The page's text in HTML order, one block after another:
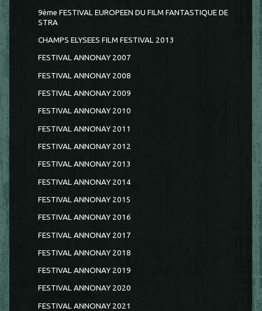
9ème FESTIVAL EUROPEEN DU FILM FANTASTIQUE DE
STRA
CHAMPS ELYSEES FILM FESTIVAL 2013
FESTIVAL ANNONAY 2007
FESTIVAL ANNONAY 2008
FESTIVAL ANNONAY 2009
FESTIVAL ANNONAY 2010
FESTIVAL ANNONAY 2011
FESTIVAL ANNONAY 2012
FESTIVAL ANNONAY 2013
FESTIVAL ANNONAY 2014
FESTIVAL ANNONAY 2015
FESTIVAL ANNONAY 2016
FESTIVAL ANNONAY 2017
FESTIVAL ANNONAY 2018
FESTIVAL ANNONAY 2019
FESTIVAL ANNONAY 2020
FESTIVAL ANNONAY 2021